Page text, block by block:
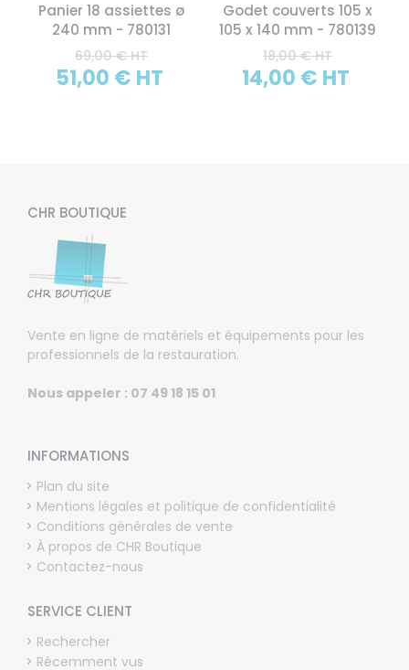
Panier 18 assiettes ø
240 mm - 780131
69,00 € HT
51,00 € HT
Godet couverts 105 x
105 x 140 mm - 780139
18,00 € HT
14,00 € HT
CHR BOUTIQUE
Vente en ligne de matériels et équipements pour les
professionnels de la restauration.
Nous appeler : 07 49 18 15 01
INFORMATIONS
Plan du site
Mentions légales et politique de confidentialité
Conditions générales de vente
À propos de CHR Boutique
Contactez-nous
SERVICE CLIENT
Rechercher
Récemment vus